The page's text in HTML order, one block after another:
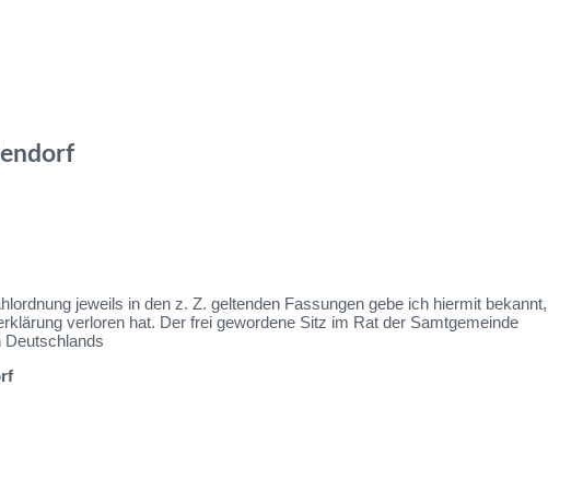
jeweils in den z. Z. geltenden Fassungen gebe ich hiermit bekannt,
verloren hat. Der frei gewordene Sitz im Rat der Samtgemeinde
Deutschlands